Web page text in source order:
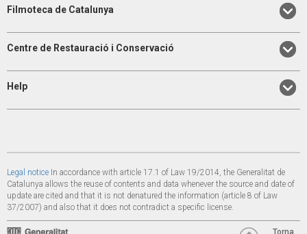
Filmoteca de Catalunya
Centre de Restauració i Conservació
Help
Legal notice In accordance with article 17.1 of Law 19/2014, the Generalitat de
Catalunya allows the reuse of contents and data whenever the source and date of
update are cited and that it is not denatured the information (article 8 of Law
37/2007) and also that it does not contradict a specific license.
Torna